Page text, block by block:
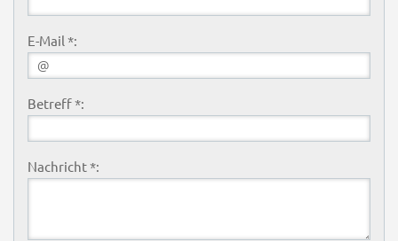
E-Mail *:
Betreff *:
Nachricht *: